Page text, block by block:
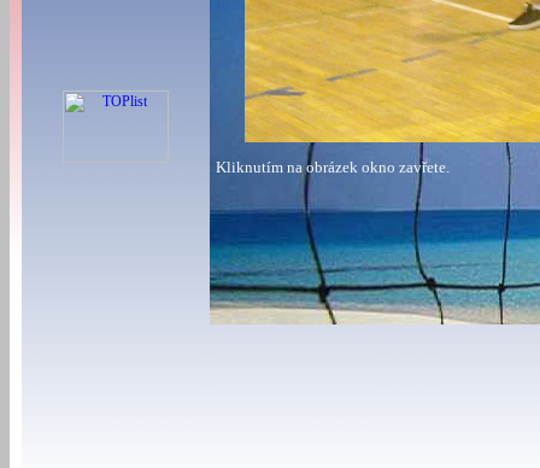
Kliknutím na obrázek okno zavřete.